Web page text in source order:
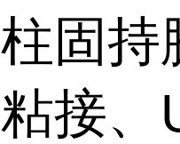
柱固持
粘接、